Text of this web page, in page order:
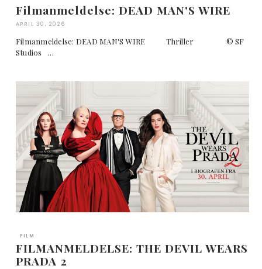
Filmanmeldelse: DEAD MAN'S WIRE
APRIL 30, 2026
Filmanmeldelse: DEAD MAN'S WIRE Thriller © SF
Studios …
FILM
FILMANMELDELSE: THE DEVIL WEARS
PRADA 2